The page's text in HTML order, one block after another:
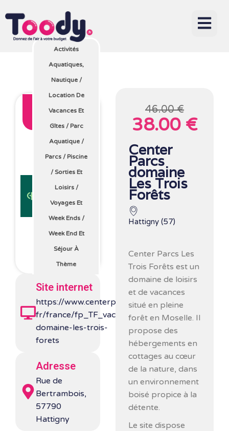
17 %
Avec Toody
Activités
Aquatiques,
Nautique/
Location De
Vacances Et
Gîtes/Parc
Aquatique/
Parcs /Piscine
/Sorties Et
Loisirs/
Voyages Et
Week Ends/
Week End Et
Séjour À
Thème
Site internet
https://www.centerparcs.fr/fr-
fr/france/fp_TF_vacances-
domaine-les-trois-
forets
Adresse
Rue de
Bertrambois,
57790
Hattigny
46.00 €
38.00 €
Center
Parcs
domaine
Les Trois
Forêts
Hattigny (57)
Center Parcs Les
Trois Forêts est un
domaine de loisirs
et de vacances
situé en pleine
forêt en Moselle. Il
propose des
hébergements en
cottages au cœur
de la nature, dans
un environnement
boisé propice à la
détente.
Le site dispose